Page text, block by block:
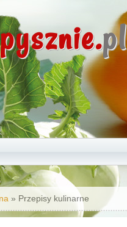
pysznie.pl
» Przepisy kulinarne